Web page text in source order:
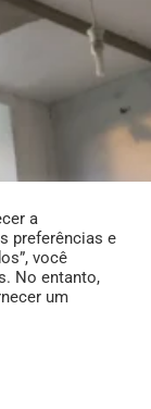
a
preferências e
você
No entanto,
um